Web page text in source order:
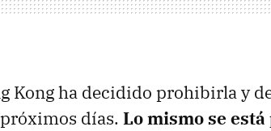
Kong ha decidido prohibirla y
días. Lo mismo se